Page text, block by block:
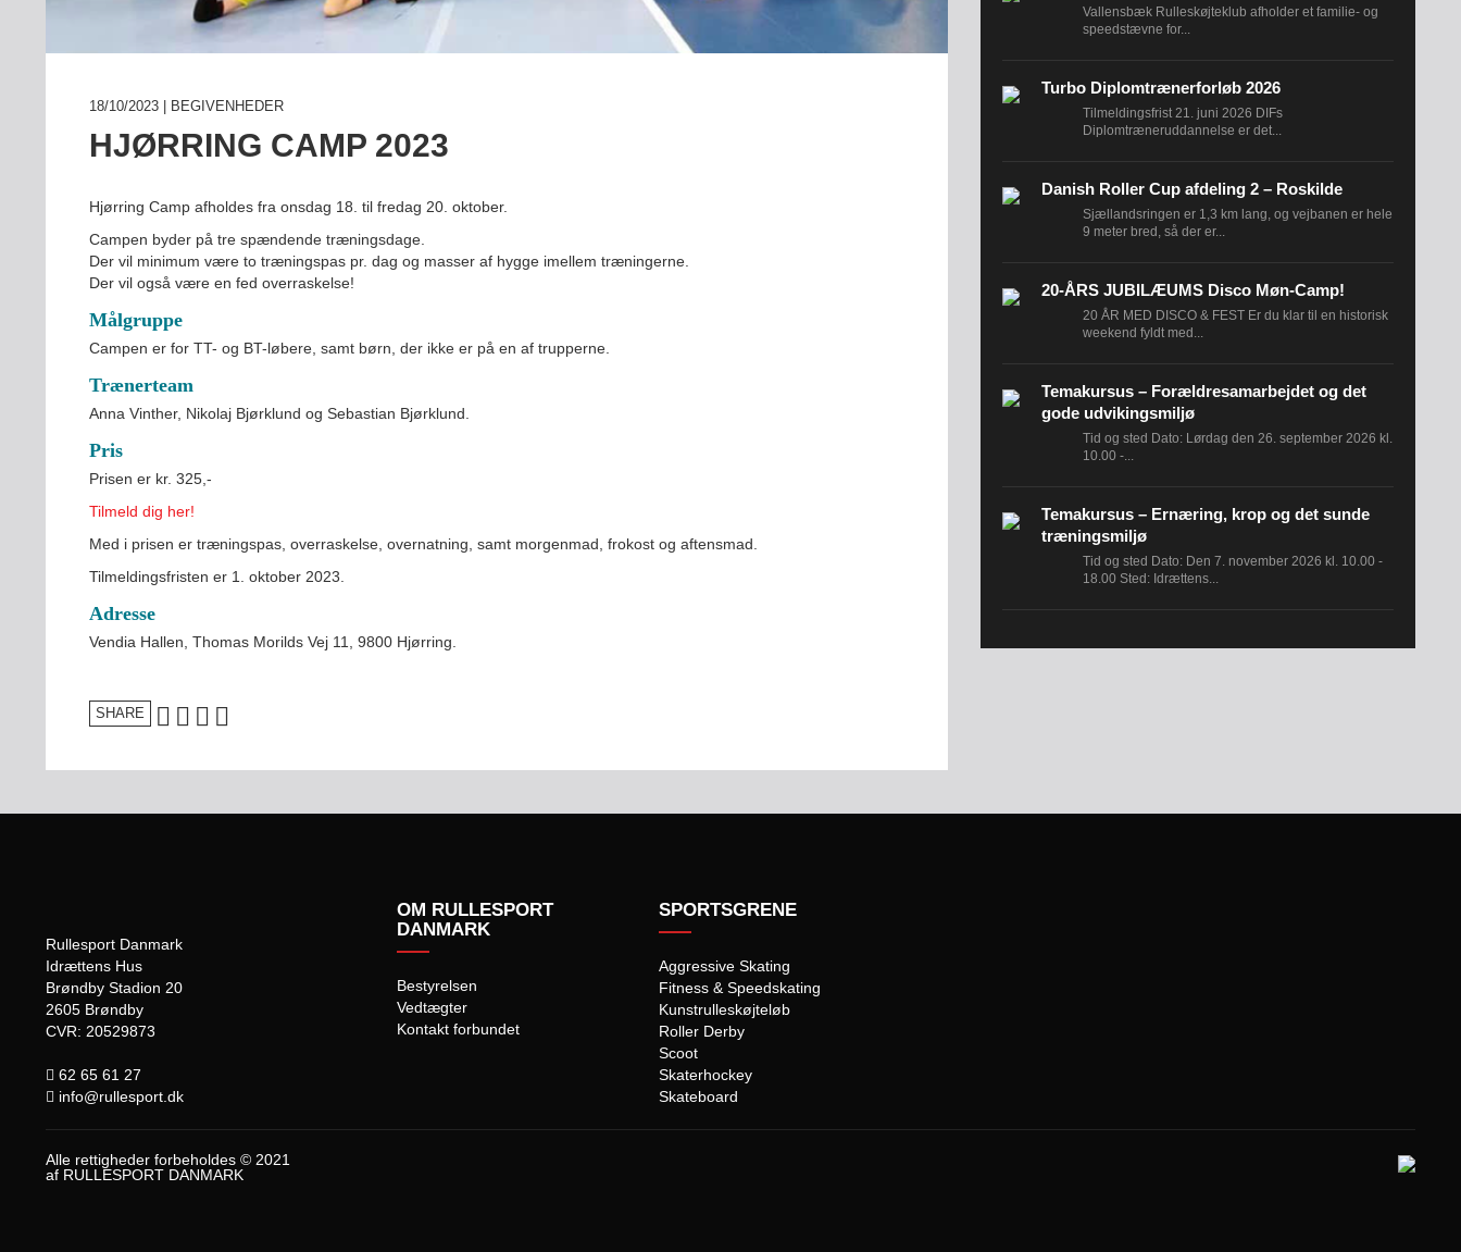
INDMELDELSE
FIND KLUB
SPORTSGRENE
VÆRKTØJSKASSEN
KONKURRENCER
18/10/2023 | BEGIVENHEDER
HJØRRING CAMP 2023
Hjørring Camp afholdes fra onsdag 18. til fredag 20. oktober.
Campen byder på tre spændende træningsdage.
Der vil minimum være to træningspas pr. dag og masser af hygge imellem træningerne.
Der vil også være en fed overraskelse!
Målgruppe
Campen er for TT- og BT-løbere, samt børn, der ikke er på en af trupperne.
Trænerteam
Anna Vinther, Nikolaj Bjørklund og Sebastian Bjørklund.
Pris
Prisen er kr. 325,-
Tilmeld dig her!
Med i prisen er træningspas, overraskelse, overnatning, samt morgenmad, frokost og aftensmad.
Tilmeldingsfristen er 1. oktober 2023.
Adresse
Vendia Hallen, Thomas Morilds Vej 11, 9800 Hjørring.
SHARE
Vallensbæk Rulleskøjteklub afholder et familie- og
speedstævne for...
Turbo Diplomtrænerforløb 2026
Tilmeldingsfrist 21. juni 2026 DIFs
Diplomtræneruddannelse er det...
Danish Roller Cup afdeling 2 – Roskilde
Sjællandsringen er 1,3 km lang, og vejbanen er hele
9 meter bred, så der er...
20-ÅRS JUBILÆUMS Disco Møn-Camp!
20 ÅR MED DISCO & FEST Er du klar til en historisk
weekend fyldt med...
Temakursus – Forældresamarbejdet og det
gode udvikingsmiljø
Tid og sted Dato: Lørdag den 26. september 2026 kl.
10.00 -...
Temakursus – Ernæring, krop og det sunde
træningsmiljø
Tid og sted Dato: Den 7. november 2026 kl. 10.00 -
18.00 Sted: Idrættens...
Rullesport Danmark
Idrættens Hus
Brøndby Stadion 20
2605 Brøndby
CVR: 20529873
62 65 61 27
info@rullesport.dk
OM RULLESPORT
DANMARK
Bestyrelsen
Vedtægter
Kontakt forbundet
SPORTSGRENE
Aggressive Skating
Fitness & Speedskating
Kunstrulleskøjteløb
Roller Derby
Scoot
Skaterhockey
Skateboard
Alle rettigheder forbeholdes © 2021
af RULLESPORT DANMARK